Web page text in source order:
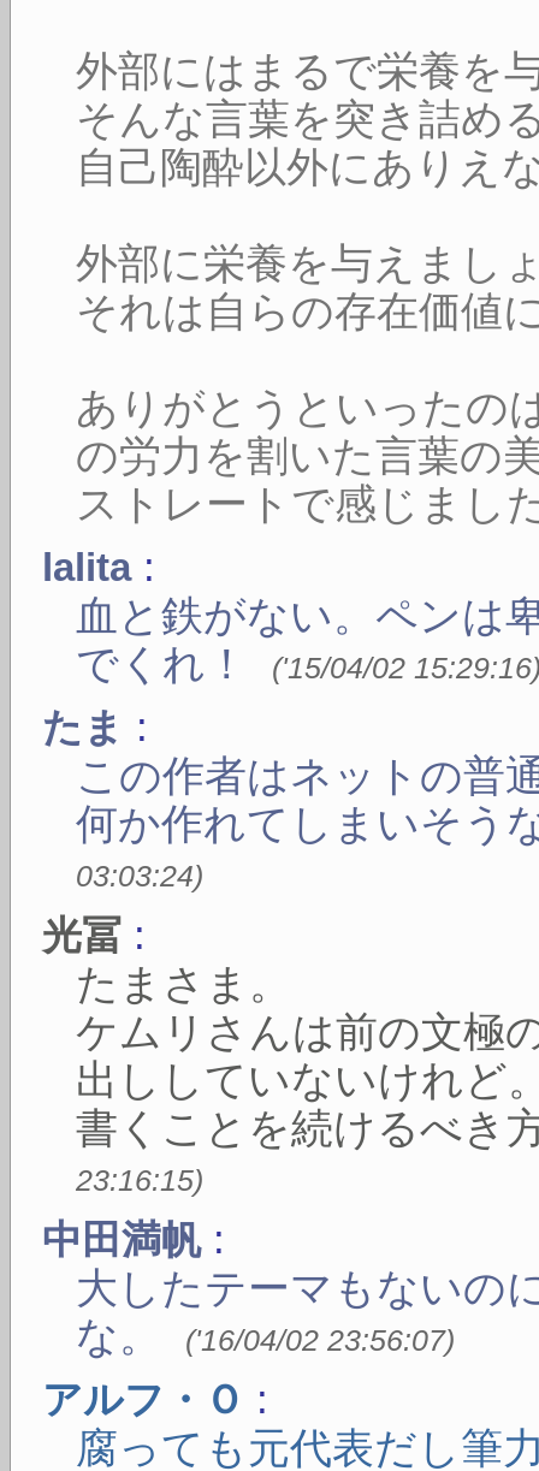
外部にはまるで栄養を
そんな言葉を突き詰め
自己陶酔以外にありえ
外部に栄養を与えまし
それは自らの存在価値
ありがとうといったの
の労力を割いた言葉の
ストレートで感じまし
lalita :
血と鉄がない。ペンは
でくれ！
('15/04/02 15:29:16
たま :
この作者はネットの普
何か作れてしまいそう
03:03:24)
光冨 :
たまさま。
ケムリさんは前の文極
出ししていないけれど
書くことを続けるべき
23:16:15)
中田満帆 :
大したテーマもないの
な。
('16/04/02 23:56:07)
アルフ・Ｏ :
腐っても元代表だし筆